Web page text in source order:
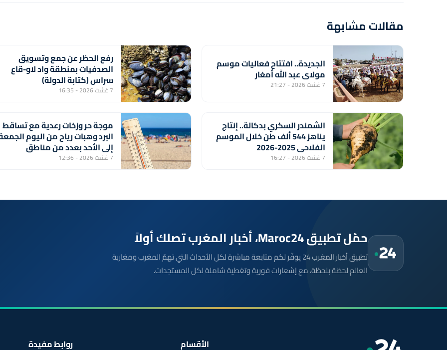
مقالات مشابهة
الجديدة.. افتتاح فعاليات موسم
مولاي عبد الله أمغار
7 غشت 2026 - 21:27
رفع الحظر عن جمع وتسويق
الصدفيات بمنطقة واد لاو-قاع
سراس (كتابة الدولة)
7 غشت 2026 - 16:35
الشمندر السكري بدكالة.. إنتاج
يناهز 544 ألف طن خلال الموسم
الفلاحي 2025-2026
7 غشت 2026 - 16:27
موجة حر وزخات رعدية مع تساقط
البرد وهبات رياح من اليوم
إلى الأحد بعدد من مناطق
المملكة (نشرة إنذارية)
7 غشت 2026 - 12:36
حمّل تطبيق Maroc24، أخبار المغرب تصلك أولاً
تطبيق أخبار المغرب 24 يوفّر لكم متابعة مباشرة لكل الأحداث التي تهمّ المغرب ومغاربة
العالم لحظة بلحظة، مع إشعارات فورية وتغطية شاملة لكل المستجدات.
الأقسام روابط مفيدة